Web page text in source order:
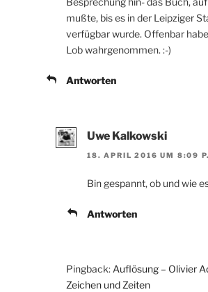
mußte, bis es in der Leipziger
verfügbar wurde. Offenbar
Lob wahrgenommen. :-)
Antworten
Uwe Kalkowski
18. APRIL 2016 UM 8:09
Bin gespannt, ob und wie
Antworten
Pingback: Auflösung – Olivier
Zeichen und Zeiten